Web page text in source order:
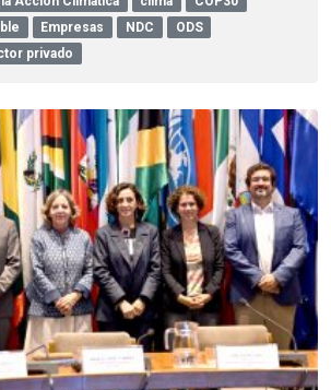
Empresas NDC
ODS
privado